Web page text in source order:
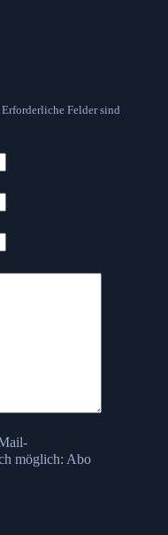
Erforderliche Felder sind
möglich: Abo